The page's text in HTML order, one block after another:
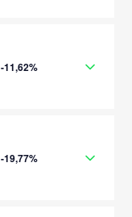
-11,62%
-19,77%